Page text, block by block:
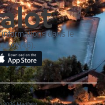
dans le
Lot (46).